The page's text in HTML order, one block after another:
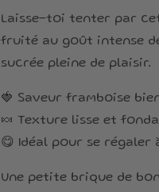
Laisse-toi tenter par
fruité au goût intense
sucrée pleine de plaisir.
🍓 Saveur framboise
🍬 Texture lisse et
😋 Idéal pour se
Une petite brique de